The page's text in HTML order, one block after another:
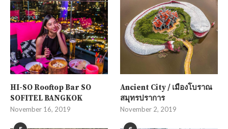
HI-SO Rooftop Bar SO
SOFITEL BANGKOK
November 16, 2019
Ancient City / เมืองโบราณ
สมุทรปราการ
November 2, 2019